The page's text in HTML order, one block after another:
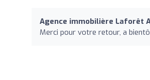
Agence immobilière Laforêt
Merci pour votre retour, a